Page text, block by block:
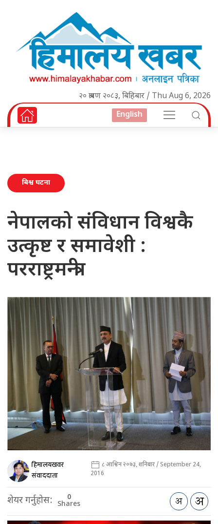
२० श्रावण २०८३, बिहिबार / Thu Aug 6, 2026
English
बिश्व घटना
नेपालको संविधान विश्वकै
उत्कृष्ट र समावेशी :
परराष्ट्रमन्त्री
हिमालयखवर
संवाददाता
८ आश्विन २०७३, शनिबार / September 24,
2016
शेयर गर्नुहोस: 0
Shares